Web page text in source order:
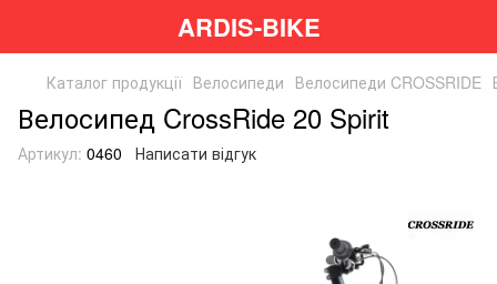
ARDIS-BIKE
Каталог продукції Велосипеди Велосипеди CROSSRIDE
Велосипед CrossRide 20 Spirit
Артикул: 0460 Написати відгук